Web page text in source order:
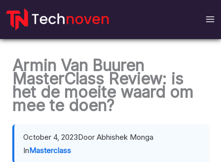
Meteen
Armin Van Buuren
MasterClass Review: is
het de moeite waard om
mee te doen?
October 4, 2023Door Abhishek Monga
InMasterclass